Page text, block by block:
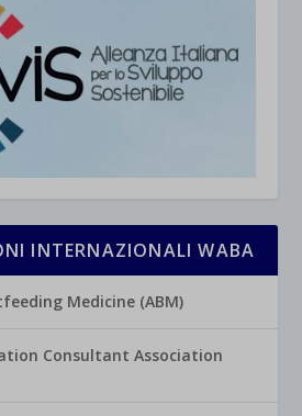
INTERNAZIONALI WABA
Medicine (ABM)
Consultant Association